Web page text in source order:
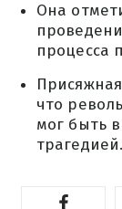
Она
процесса
что
мог быть
трагедией.